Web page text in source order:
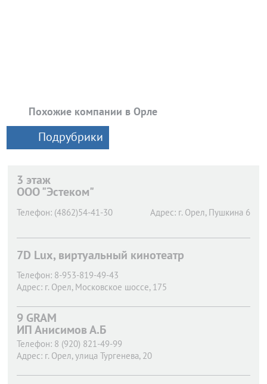
Похожие компании в Орле
Подрубрики
3 этаж
ООО "Эстеком"
Телефон: (4862)54-41-30 Адрес: г. Орел, Пушкина 6
7D Lux, виртуальный кинотеатр
Телефон: 8-953-819-49-43
Адрес: г. Орел, Московское шоссе, 175
9 GRAM
ИП Анисимов А.Б
Телефон: 8 (920) 821-49-99
Адрес: г. Орел, улица Тургенева, 20